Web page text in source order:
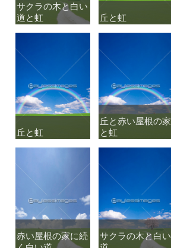
サクラの木と白い
道と虹
サクラの木と白い
道と虹
丘と虹
丘と虹
丘と虹
丘と虹
丘と赤い屋根の家
と虹
丘と赤い屋根の家
と虹
赤い屋根の家に続
赤い屋根の家に続
サクラの木と白い
サクラの木と白い